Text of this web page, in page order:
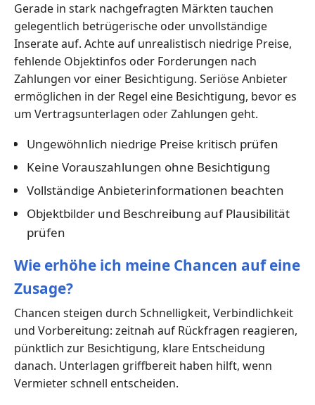
Gerade in stark nachgefragten Märkten tauchen
gelegentlich betrügerische oder unvollständige
Inserate auf. Achte auf unrealistisch niedrige Preise,
fehlende Objektinfos oder Forderungen nach
Zahlungen vor einer Besichtigung. Seriöse Anbieter
ermöglichen in der Regel eine Besichtigung, bevor es
um Vertragsunterlagen oder Zahlungen geht.
Ungewöhnlich niedrige Preise kritisch prüfen
Keine Vorauszahlungen ohne Besichtigung
Vollständige Anbieterinformationen beachten
Objektbilder und Beschreibung auf Plausibilität
prüfen
Wie erhöhe ich meine Chancen auf eine
Zusage?
Chancen steigen durch Schnelligkeit, Verbindlichkeit
und Vorbereitung: zeitnah auf Rückfragen reagieren,
pünktlich zur Besichtigung, klare Entscheidung
danach. Unterlagen griffbereit haben hilft, wenn
Vermieter schnell entscheiden.